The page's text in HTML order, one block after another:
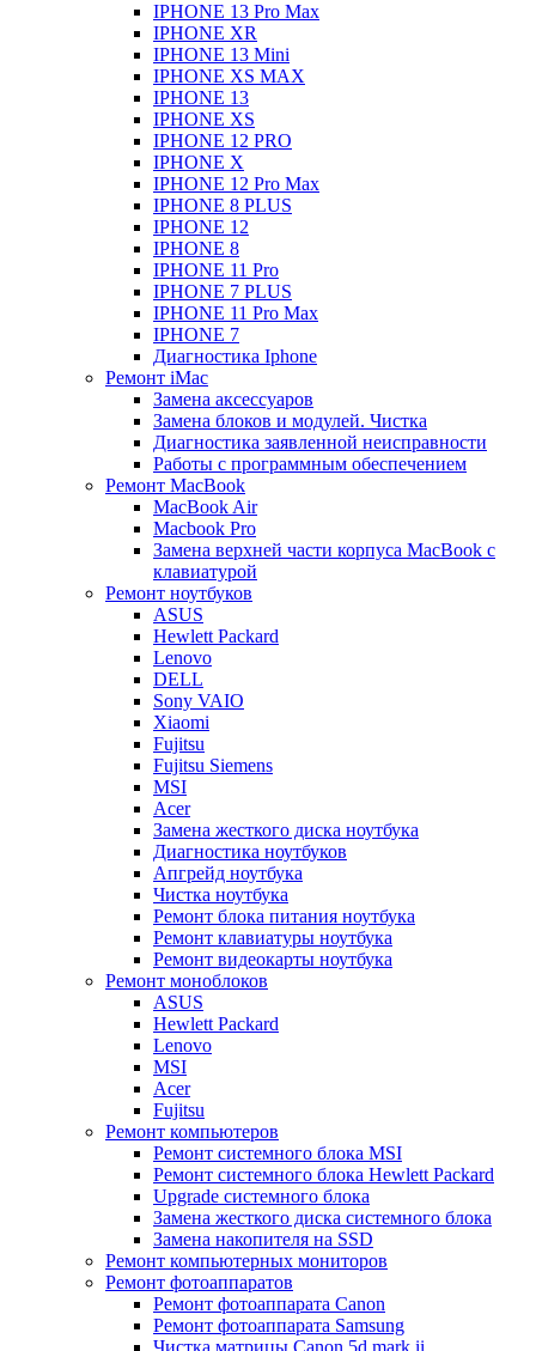
IPHONE 13 Pro Max
IPHONE XR
IPHONE 13 Mini
IPHONE XS MAX
IPHONE 13
IPHONE XS
IPHONE 12 PRO
IPHONE X
IPHONE 12 Pro Max
IPHONE 8 PLUS
IPHONE 12
IPHONE 8
IPHONE 11 Pro
IPHONE 7 PLUS
IPHONE 11 Pro Max
IPHONE 7
Диагностика Iphone
Ремонт iMac
Замена аксессуаров
Замена блоков и модулей. Чистка
Диагностика заявленной неисправности
Работы с программным обеспечением
Ремонт MacBook
MacBook Air
Macbook Pro
Замена верхней части корпуса MacBook с
клавиатурой
Ремонт ноутбуков
ASUS
Hewlett Packard
Lenovo
DELL
Sony VAIO
Xiaomi
Fujitsu
Fujitsu Siemens
MSI
Acer
Замена жесткого диска ноутбука
Диагностика ноутбуков
Апгрейд ноутбука
Чистка ноутбука
Ремонт блока питания ноутбука
Ремонт клавиатуры ноутбука
Ремонт видеокарты ноутбука
Ремонт моноблоков
ASUS
Hewlett Packard
Lenovo
MSI
Acer
Fujitsu
Ремонт компьютеров
Ремонт системного блока MSI
Ремонт системного блока Hewlett Packard
Upgrade системного блока
Замена жесткого диска системного блока
Замена накопителя на SSD
Ремонт компьютерных мониторов
Ремонт фотоаппаратов
Ремонт фотоаппарата Canon
Ремонт фотоаппарата Samsung
Чистка матрицы Canon 5d mark ii